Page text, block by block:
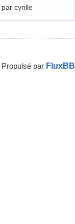
par cyrille
Propulsé par FluxBB